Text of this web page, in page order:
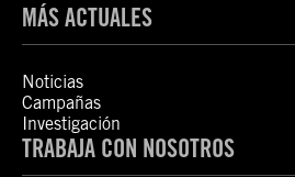
MÁS ACTUALES
Noticias
Campañas
Investigación
TRABAJA CON NOSOTROS